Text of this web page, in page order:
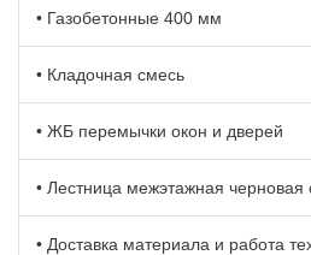
• Газобетонные 400 мм
• Кладочная смесь
• ЖБ перемычки окон и дверей
• Лестница межэтажная черновая
• Доставка материала и работа